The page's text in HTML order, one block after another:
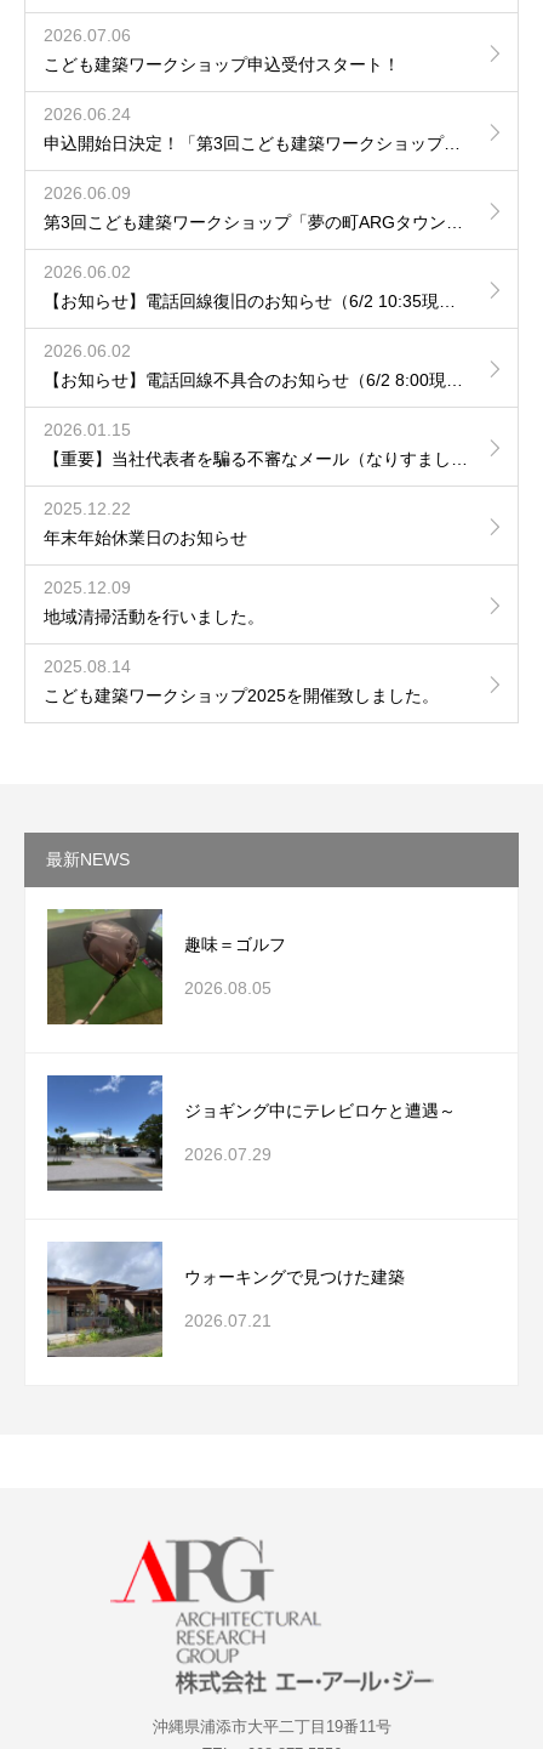
2026.07.06
こども建築ワークショップ申込受付スタート！
2026.06.24
申込開始日決定！「第3回こども建築ワークショップ夢の町ARGタウンをつくろう！」
2026.06.09
2026.06.02
2026.06.02
2026.01.15
2025.12.22
年末年始休業日のお知らせ
2025.12.09
地域清掃活動を行いました。
2025.08.14
こども建築ワークショップ2025を開催致しました。
最新NEWS
趣味＝ゴルフ
2026.08.05
ジョギング中にテレビロケと遭遇～
2026.07.29
ウォーキングで見つけた建築
2026.07.21
沖縄県浦添市大平二丁目19番11号